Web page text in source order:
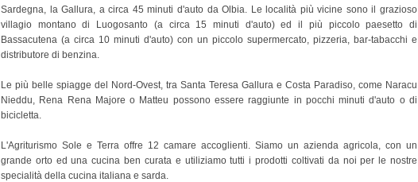
Sardegna, la Gallura, a circa 45 minuti d'auto da Olbia. Le località più vicine sono il grazioso
villagio montano di Luogosanto (a circa 15 minuti d'auto) ed il più piccolo paesetto di
Bassacutena (a circa 10 minuti d'auto) con un piccolo supermercato, pizzeria, bar-tabacchi e
distributore di benzina.
Le più belle spiagge del Nord-Ovest, tra Santa Teresa Gallura e Costa Paradiso, come Naracu
Nieddu, Rena Rena Majore o Matteu possono essere raggiunte in pocchi minuti d'auto o di
bicicletta.
L'Agriturismo Sole e Terra offre 12 camare accoglienti. Siamo un azienda agricola, con un
grande orto ed una cucina ben curata e utiliziamo tutti i prodotti coltivati da noi per le nostre
specialità della cucina italiana e sarda.